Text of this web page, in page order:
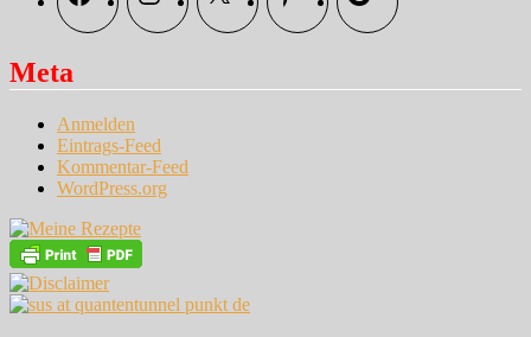
Meta
Anmelden
Eintrags-Feed
Kommentar-Feed
WordPress.org